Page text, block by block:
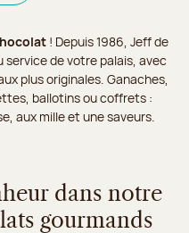
! Depuis 1986, Jeff de
de votre palais, avec
plus originales. Ganaches,
ballotins ou coffrets :
aux mille et une saveurs.
dans notre
gourmands